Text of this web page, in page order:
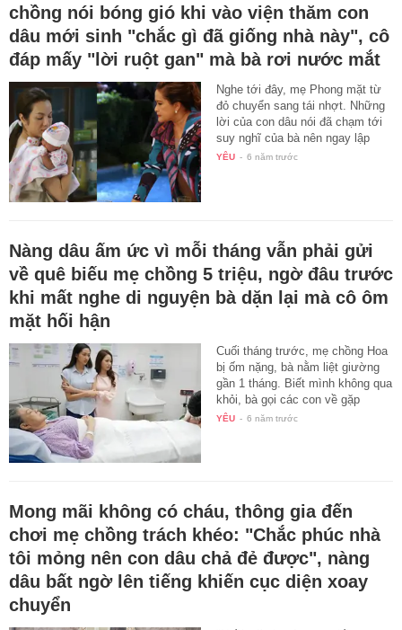
chồng nói bóng gió khi vào viện thăm con
dâu mới sinh "chắc gì đã giống nhà này", cô
đáp mấy "lời ruột gan" mà bà rơi nước mắt
Nghe tới đây, mẹ Phong mặt từ
đỏ chuyển sang tái nhợt. Những
lời của con dâu nói đã chạm tới
suy nghĩ của bà nên ngay lập
tức…
YÊU - 6 năm trước
Nàng dâu ấm ức vì mỗi tháng vẫn phải gửi
về quê biếu mẹ chồng 5 triệu, ngờ đâu trước
khi mất nghe di nguyện bà dặn lại mà cô ôm
mặt hối hận
Cuối tháng trước, mẹ chồng Hoa
bị ốm nặng, bà nằm liệt giường
gần 1 tháng. Biết mình không qua
khỏi, bà gọi các con về gặp
mặt…
YÊU - 6 năm trước
Mong mãi không có cháu, thông gia đến
chơi mẹ chồng trách khéo: "Chắc phúc nhà
tôi mỏng nên con dâu chả đẻ được", nàng
dâu bất ngờ lên tiếng khiến cục diện xoay
chuyển